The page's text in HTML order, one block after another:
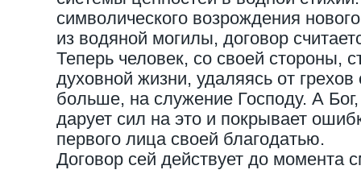
символического возрождения
из водяной могилы, договор
Теперь человек, со своей стороны,
духовной жизни, удаляясь от
больше, на служение Господу. А
дарует сил на это и покрывает
первого лица своей благодатью.
Договор сей действует до момента